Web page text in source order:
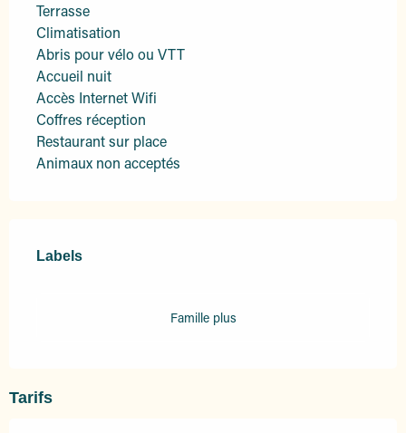
Terrasse
Climatisation
Abris pour vélo ou VTT
Accueil nuit
Accès Internet Wifi
Coffres réception
Restaurant sur place
Animaux non acceptés
Labels
Labels
Famille plus
Tarifs